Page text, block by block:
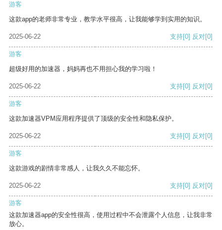
游客
这款app的老师非常专业，教学水平很高，让我能够学到实用的知识。
2025-06-22 支持[0] 反对[0]
游客
超级好用的加速器，妈妈再也不用担心我的学习啦！
2025-06-22 支持[0] 反对[0]
游客
这款加速器VPM应用程序提供了顶级的安全性和隐私保护。
2025-06-22 支持[0] 反对[0]
游客
这款游戏的剧情非常感人，让我久久不能忘怀。
2025-06-22 支持[0] 反对[0]
游客
这款加速器app的安全性很高，使用过程中不会泄露个人信息，让我非常
放心。